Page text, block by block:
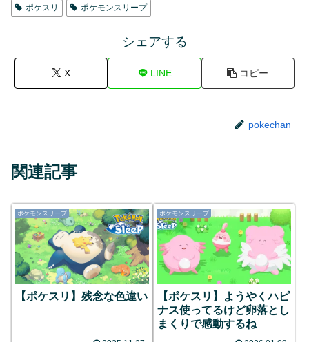
ポケスリ ポケモンスリープ
シェアする
X LINE コピー
pokechan
関連記事
ポケモンスリープ
【ポケスリ】残念な色違い
ポケモンスリープ
【ポケスリ】ようやくハピ
ナス使ってるけど卵落とし
まくりで感動するね